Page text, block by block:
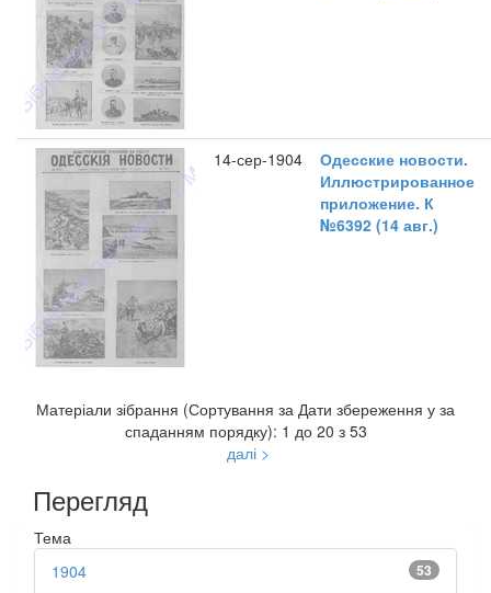
14-сер-1904
Одесские новости.
Иллюстрированное
приложение. К
№6392 (14 авг.)
Матеріали зібрання (Сортування за Дати збереження у за
спаданням порядку): 1 до 20 з 53
далі >
Перегляд
Тема
53
1904